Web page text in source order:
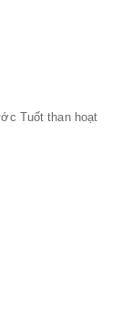
Tuốt than hoạt